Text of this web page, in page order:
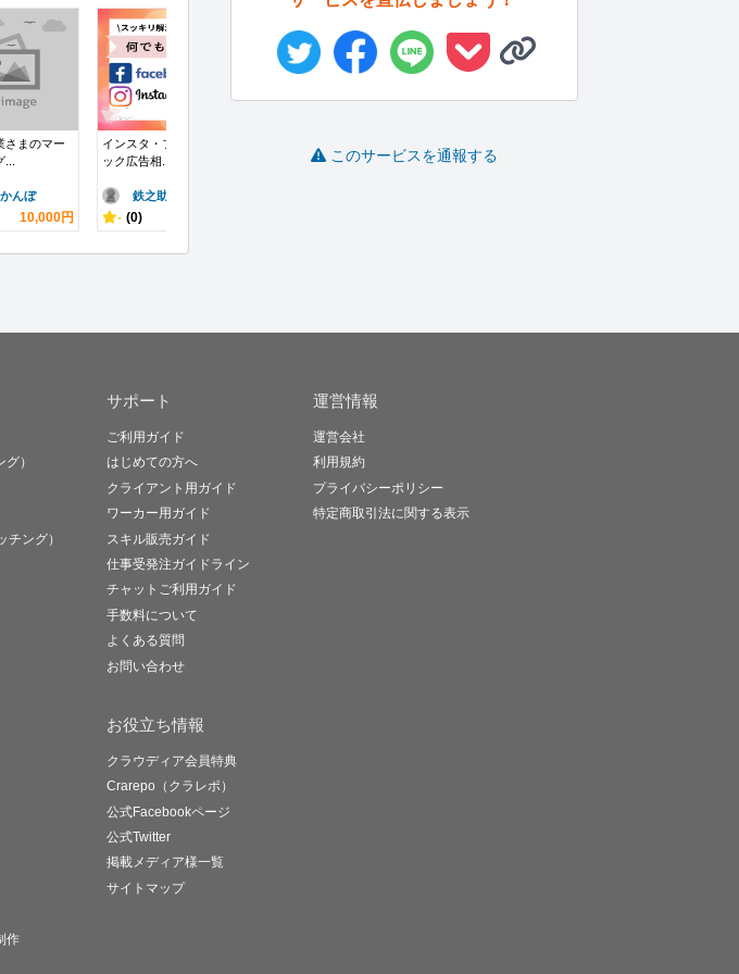
さまのマー
んぼ
10,000円
インスタ・フェイスブ
ック広告相...
鉄之助企画 ..
- (0)
境を診断し...
このサービスを通報する
）
ング）
作
サポート
ご利用ガイド
はじめての方へ
クライアント用ガイド
ワーカー用ガイド
スキル販売ガイド
仕事受発注ガイドライン
チャットご利用ガイド
手数料について
よくある質問
お問い合わせ
お役立ち情報
クラウディア会員特典
Crarepo（クラレポ）
公式Facebookページ
公式Twitter
掲載メディア様一覧
サイトマップ
運営情報
運営会社
利用規約
プライバシーポリシー
特定商取引法に関する表示